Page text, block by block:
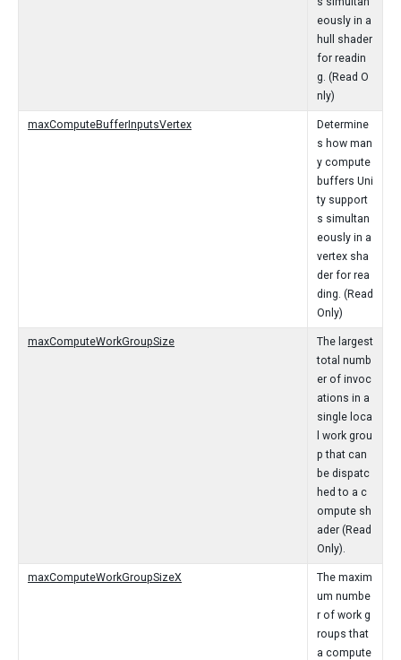
eously in a
hull shader
for readin
g. (Read O
nly)
maxComputeBufferInputsVertex
Determine
s how man
y compute
buffers Uni
ty support
s simultan
eously in a
vertex sha
der for rea
ding. (Read
Only)
maxComputeWorkGroupSize
The largest
total numb
er of invoc
ations in a
single loca
l work grou
p that can
be dispatc
hed to a c
ompute sh
ader (Read
Only).
maxComputeWorkGroupSizeX
The maxim
um numbe
r of work g
roups that
a compute